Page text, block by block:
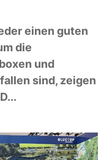
einen guten
die
und
sind, zeigen